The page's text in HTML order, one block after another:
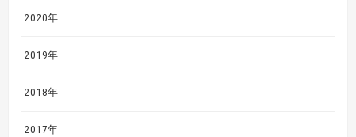
2020年
2019年
2018年
2017年